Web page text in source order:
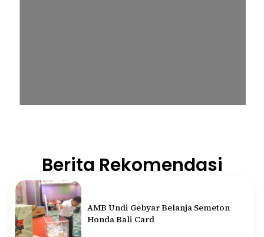
Berita Rekomendasi
AMB Undi Gebyar Belanja Semeton
Honda Bali Card